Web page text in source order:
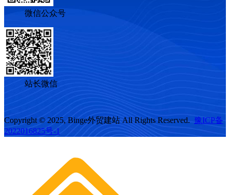
微信公众号
站长微信
Copyright © 2025, Binge外贸建站 All Rights Reserved. 豫ICP备
2022016825号-1